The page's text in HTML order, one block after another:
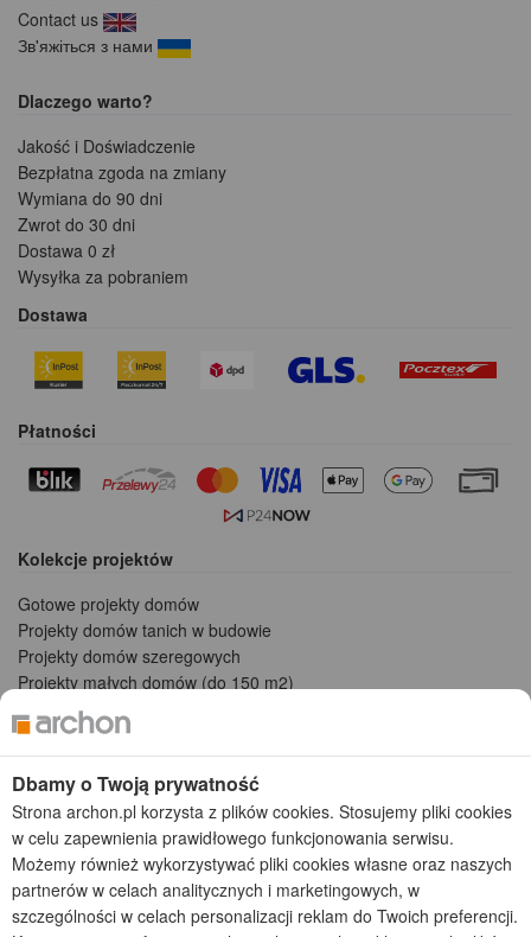
Contact us
Зв'яжіться з нами
Dlaczego warto?
Jakość i Doświadczenie
Bezpłatna zgoda na zmiany
Wymiana do 90 dni
Zwrot do 30 dni
Dostawa 0 zł
Wysyłka za pobraniem
Dostawa
Płatności
Kolekcje projektów
Gotowe projekty domów
Projekty domów tanich w budowie
Projekty domów szeregowych
Projekty małych domów (do 150 m2)
Projekty domów wielorodzinnych
Projekty domów bliźniaczych
Projekty domów nowoczesnych
Projekty domów parterowych
2026 © ARCHON+ Biuro Projektów - Tradycyjne i nowoczesne gotowe
projekty domów - autorska pracownia architektoniczna założona w 1990r.
przez arch. Barbarę Mendel
Z uwagi na ciągłe doskonalenie procesu powstawania projektów (zgodnie z
normą ISO 9001), prezentowane na stronie projekty domów mogą
Dbamy o Twoją prywatność
Strona archon.pl korzysta z plików cookies. Stosujemy pliki cookies
w celu zapewnienia prawidłowego funkcjonowania serwisu.
Możemy również wykorzystywać pliki cookies własne oraz naszych
partnerów w celach analitycznych i marketingowych, w
szczególności w celach personalizacji reklam do Twoich preferencji.